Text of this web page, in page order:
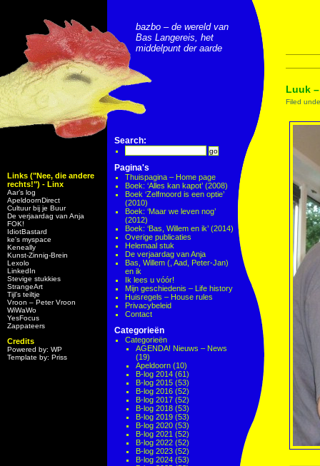
Links ("Nee, die andere
rechts!") - Linx
Aar’s log
ApeldoornDirect
Cultuur bij je Buur
De verjaardag van Anja
FOK!
IdiotBastard
ke's myspace
Keneally
Kunst-Zinnig-Brein
Lexolo
LinkedIn
Stevige stukkies
StrangeArt
Tijl’s teiltje
Vroon – Peter Vroon
WiWaWo
YesFocus
Zappateers
Credits
Powered by: WP
Template by: Priss
bazbo – de wereld van
Bas Langereis, het
middelpunt der aarde
Search:
Pagina's
Thuispagina – Home page
Boek: ‘Alles kan kapot’ (2008)
Boek ‘Zelfmoord is een optie’
(2010)
Boek: ‘Maar we leven nog’
(2012)
Boek: ‘Bas, Willem en ik’ (2014)
Overige publicaties
Helemaal stuk
De verjaardag van Anja
Bas, Willem (, Aad, Peter-Jan)
en ik
Ik lees u vóór!
Mijn geschiedenis – Life history
Huisregels – House rules
Privacybeleid
Contact
Categorieën
Categorieën
AGENDA! Nieuws – News
(19)
Apeldoorn (10)
B-log 2014 (61)
B-log 2015 (53)
B-log 2016 (52)
B-log 2017 (52)
B-log 2018 (53)
B-log 2019 (53)
B-log 2020 (53)
B-log 2021 (52)
B-log 2022 (52)
B-log 2023 (52)
B-log 2024 (53)
Luuk
Filed